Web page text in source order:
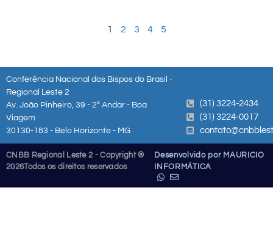
1 2 3 4 5
Conferência Nacional dos Bispos do Brasil -
Regional Leste 2
Av. João Pinheiro, 39 - 2º Andar - Boa
Viagem
30130-183 - Belo Horizonte - MG
(31) 3224-2434
(31) 3224-0017
CNBB Regional Leste 2 - Copyright ®
2026Todos os direitos reservados
Desenvolvido por MAURICIO
INFORMÁTICA